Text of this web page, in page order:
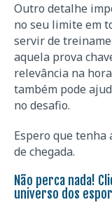
Outro detalhe
no seu limite em
servir de
aquela prova
relevância na
também pode
no desafio.
Espero que tenha
de chegada.
Não perca nada!
universo dos